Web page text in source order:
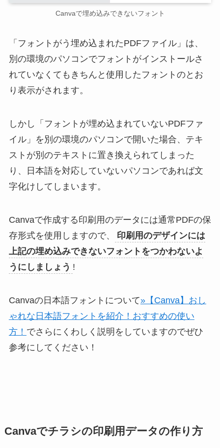
Canvaで埋め込みできないフォント
「フォントがう埋め込まれたPDFファイル」は、
別の環境のパソコンでフォントがインストールさ
れていなくてもきちんと使用したフォントのとお
り表示がされます。
しかし「フォントが埋め込まれていないPDFファ
イル」を別の環境のパソコンで開いた場合、テキ
ストが別のテキストに置き換えられてしまった
り、日本語を対応していないパソコンであれば文
字化けしてしまいます。
Canvaで作成する印刷用のデータには通常PDFの保
存形式を使用しますので、
印刷用のデザインには
上記の埋め込みできないフォントをつかわないよ
うにしましょう !
Canvaの日本語フォントについて»【Canva】おし
ゃれな日本語フォントを紹介！おすすめの使い
方！ でさらにくわしく説明をしていますのでぜひ
参考にしてください！
Canvaでチラシの印刷用データの作り方